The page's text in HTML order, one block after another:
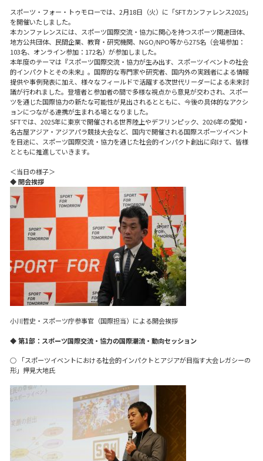
スポーツ・フォー・トゥモローでは、2月18日（火）に「SFTカンファレンス2025」
を開催いたしました。
本カンファレンスには、スポーツ国際交流・協力に関心を持つスポーツ関連団体、
地方公共団体、民間企業、教育・研究機関、NGO/NPO等から275名（会場参加：
103名、オンライン参加：172名）が参加しました。
本年度のテーマは『スポーツ国際交流・協力が生み出す、スポーツイベントの社会
的インパクトとその未来』。国際的な専門家や研究者、国内外の実践者による情報
提供や事例発表に加え、様々なフィールドで活躍する次世代リーダーによる未来討
議が行われました。登壇者と参加者の間で多様な視点から意見が交わされ、スポー
ツを通じた国際協力の新たな可能性が見出されるとともに、今後の具体的なアクシ
ョンにつながる連携が生まれる場となりました。
SFTでは、2025年に東京で開催される世界陸上やデフリンピック、2026年の愛知・
名古屋アジア・アジアパラ競技大会など、国内で開催される国際スポーツイベント
を目途に、スポーツ国際交流・協力を通じた社会的インパクト創出に向けて、皆様
とともに推進していきます。
＜当日の様子＞
◆ 開会挨拶
小川哲史・スポーツ庁参事官（国際担当）による開会挨拶
◆ 第1部：スポーツ国際交流・協力の国際潮流・動向セッション
○ 「スポーツイベントにおける社会的インパクトとアジアが目指す大会レガシーの
形」押見大地氏